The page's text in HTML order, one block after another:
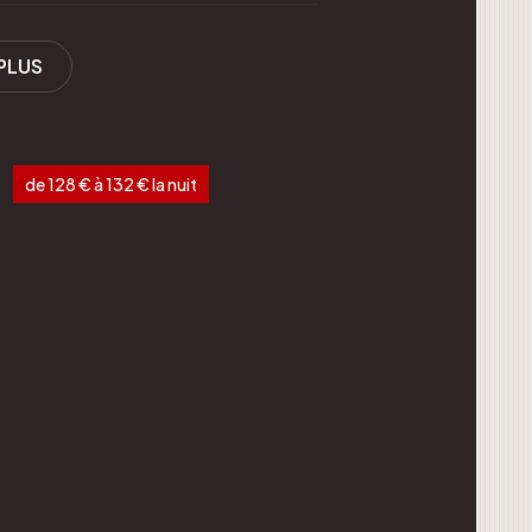
de 128 € à 132 € la nuit